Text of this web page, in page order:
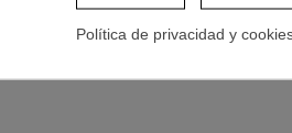
recomendaciones para que la vuelta a
Política de privacidad y